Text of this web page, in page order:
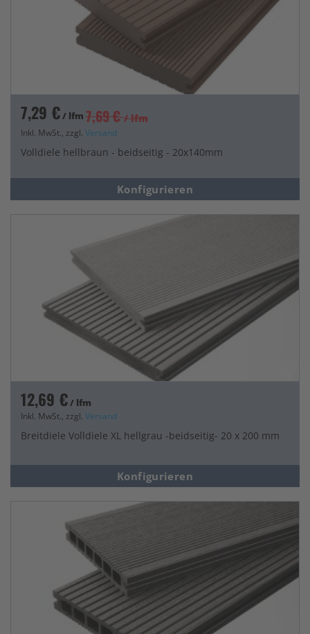
7,29 €/ lfm 7,69 € / lfm
Inkl. MwSt., zzgl. Versand
Volldiele hellbraun - beidseitig - 20x140mm
Konfigurieren
12,69 €/ lfm
Inkl. MwSt., zzgl. Versand
Breitdiele Volldiele XL hellgrau -beidseitig- 20 x 200 mm
Konfigurieren